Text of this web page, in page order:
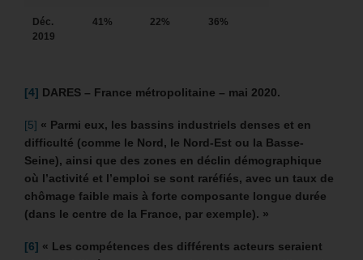
Déc.
2019
41% 22% 36%
[4] DARES – France métropolitaine – mai 2020.
[5] « Parmi eux, les bassins industriels denses et en
difficulté (comme le Nord, le Nord-Est ou la Basse-
Seine), ainsi que des zones en déclin démographique
où l’activité et l’emploi se sont raréfiés, avec un taux de
chômage faible mais à forte composante longue durée
(dans le centre de la France, par exemple). »
[6] « Les compétences des différents acteurs seraient